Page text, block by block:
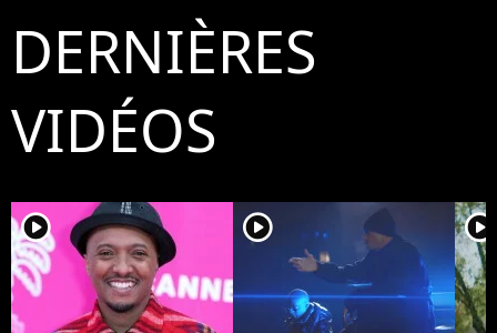
DERNIÈRES
VIDÉOS
player2 player2 player2